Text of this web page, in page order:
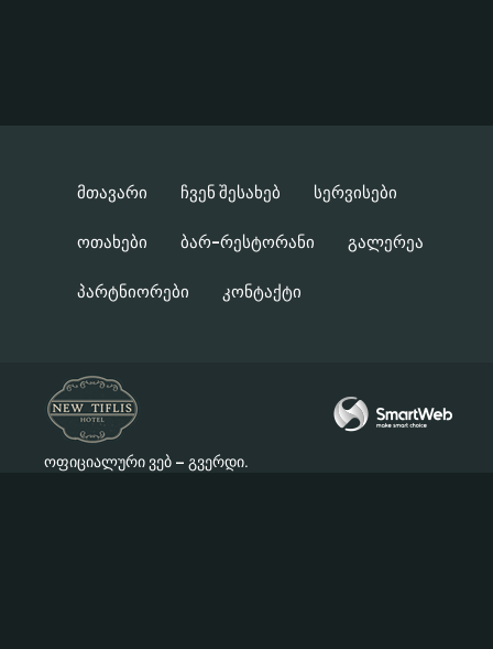
ოფიციალური ვებ – გვერდი.
Მთავარი Ჩვენ Შესახებ Სერვისები
Ოთახები Ბარ-Რესტორანი Გალერეა
Პარტნიორები Კონტაქტი